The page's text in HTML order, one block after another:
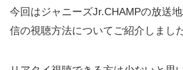
今回はジャニーズJr.CHAMPの放送
信の視聴方法についてご紹介しました